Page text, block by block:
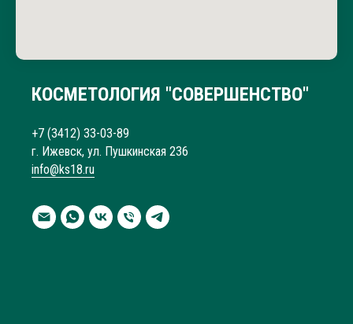
клиентам, риск аллергии и отсутствие
КОСМЕТОЛОГИЯ "СОВЕРШЕНСТВО"
+7 (3412) 33-03-89
г. Ижевск, ул. Пушкинская 236
info@ks18.ru